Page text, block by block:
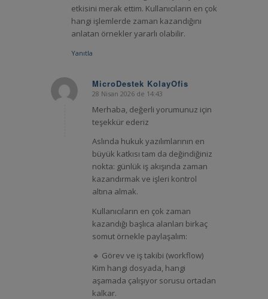
etkisini merak ettim. Kullanıcıların en çok
hangi işlemlerde zaman kazandığını
anlatan örnekler yararlı olabilir.
Yanıtla
MicroDestek KolayOfis
says:
28 Nisan 2026 de 14:43
Merhaba, değerli yorumunuz için
teşekkür ederiz
Aslında hukuk yazılımlarının en
büyük katkısı tam da değindiğiniz
nokta: günlük iş akışında zaman
kazandırmak ve işleri kontrol
altına almak.
Kullanıcıların en çok zaman
kazandığı başlıca alanları birkaç
somut örnekle paylaşalım:
🔹 Görev ve iş takibi (workflow)
Kim hangi dosyada, hangi
aşamada çalışıyor sorusu ortadan
kalkar.